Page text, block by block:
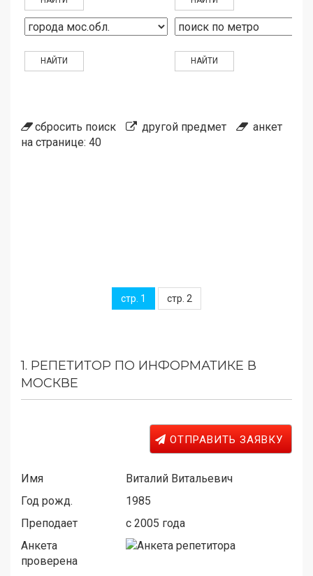
сбросить поиск другой предмет
анкет
на странице: 40
стр. 1 стр. 2
1. РЕПЕТИТОР ПО ИНФОРМАТИКЕ В
МОСКВЕ
ОТПРАВИТЬ ЗАЯВКУ
Имя
Виталий Витальевич
Год рожд.
1985
Преподает
c 2005 года
Анкета
проверена